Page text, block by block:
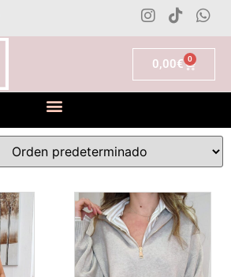
0,00€ 0